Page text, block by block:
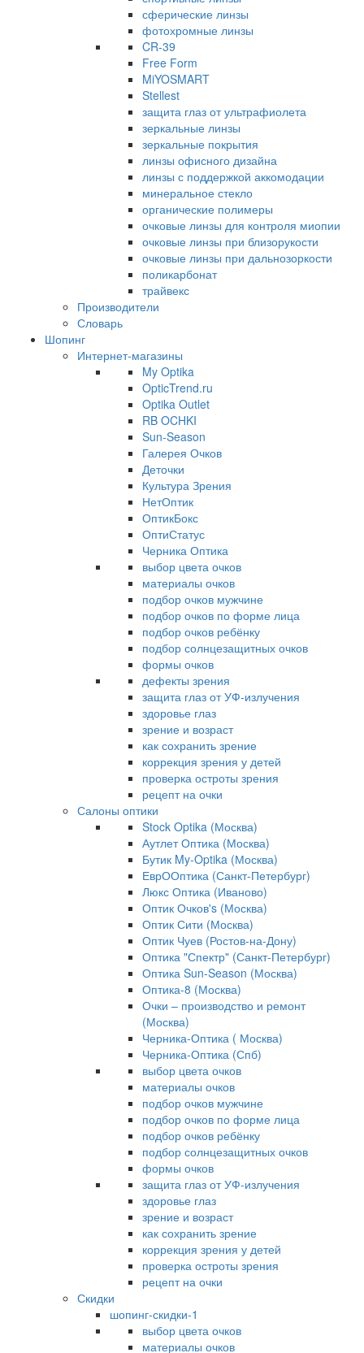
сферические линзы
фотохромные линзы
CR-39
Free Form
MiYOSMART
Stellest
защита глаз от ультрафиолета
зеркальные линзы
зеркальные покрытия
линзы офисного дизайна
линзы с поддержкой аккомодации
минеральное стекло
органические полимеры
очковые линзы для контроля миопии
очковые линзы при близорукости
очковые линзы при дальнозоркости
поликарбонат
трайвекс
Производители
Словарь
Шопинг
Интернет-магазины
My Optika
OpticTrend.ru
Optika Outlet
RB OCHKI
Sun-Season
Галерея Очков
Деточки
Культура Зрения
НетОптик
ОптикБокс
ОптиСтатус
Черника Оптика
выбор цвета очков
материалы очков
подбор очков мужчине
подбор очков по форме лица
подбор очков ребёнку
подбор солнцезащитных очков
формы очков
дефекты зрения
защита глаз от УФ-излучения
здоровье глаз
зрение и возраст
как сохранить зрение
коррекция зрения у детей
проверка остроты зрения
рецепт на очки
Салоны оптики
Stock Optika (Москва)
Аутлет Оптика (Москва)
Бутик My-Optika (Москва)
ЕврООптика (Санкт-Петербург)
Люкс Оптика (Иваново)
Оптик Очков's (Москва)
Оптик Сити (Москва)
Оптик Чуев (Ростов-на-Дону)
Оптика "Спектр" (Санкт-Петербург)
Оптика Sun-Season (Москва)
Оптика-8 (Москва)
Очки – производство и ремонт
(Москва)
Черника-Оптика ( Москва)
Черника-Оптика (Спб)
выбор цвета очков
материалы очков
подбор очков мужчине
подбор очков по форме лица
подбор очков ребёнку
подбор солнцезащитных очков
формы очков
защита глаз от УФ-излучения
здоровье глаз
зрение и возраст
как сохранить зрение
коррекция зрения у детей
проверка остроты зрения
рецепт на очки
Скидки
шопинг-скидки-1
выбор цвета очков
материалы очков